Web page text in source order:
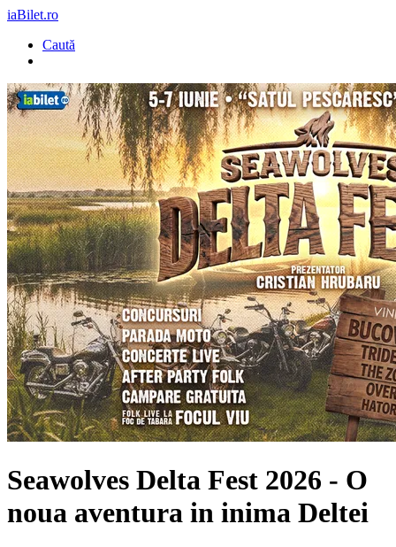
iaBilet.ro
Caută
Seawolves Delta Fest 2026 - O
noua aventura in inima Deltei